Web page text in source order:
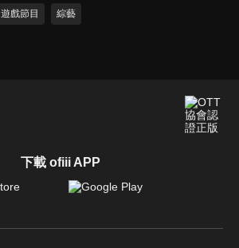
遊戲節目
綜藝
下載 ofiii APP